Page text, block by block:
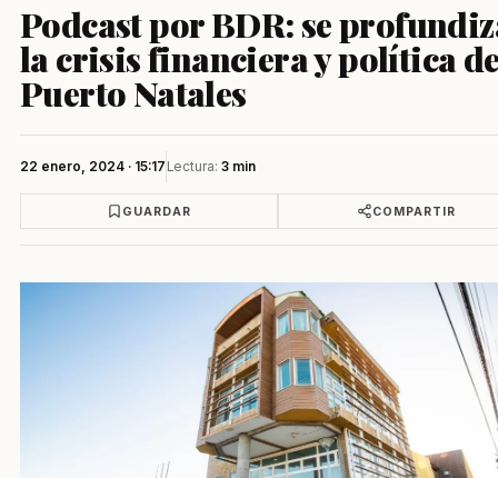
Podcast por BDR: se
la crisis financiera y política
Puerto Natales
22 enero, 2024 · 15:17 Lectura: 3 min
GUARDAR COMPARTIR